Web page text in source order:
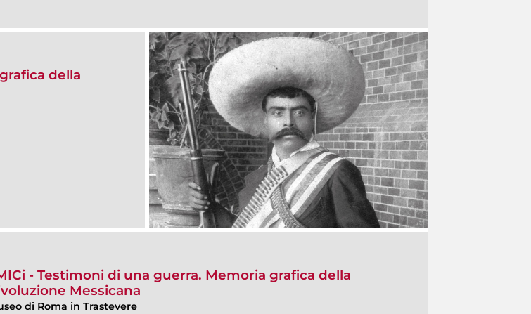
della
- Testimoni di una guerra. Memoria grafica della
Messicana
di Roma in Trastevere